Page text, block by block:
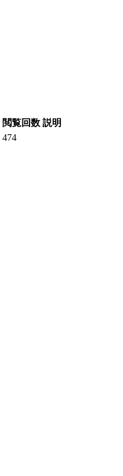
閲覧回数 説明
474